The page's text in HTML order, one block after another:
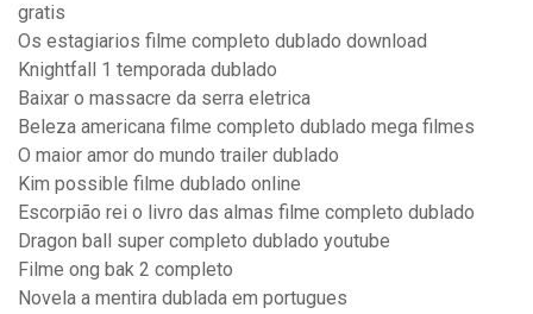
gratis
Os estagiarios filme completo dublado download
Knightfall 1 temporada dublado
Baixar o massacre da serra eletrica
Beleza americana filme completo dublado mega filmes
O maior amor do mundo trailer dublado
Kim possible filme dublado online
Escorpião rei o livro das almas filme completo dublado
Dragon ball super completo dublado youtube
Filme ong bak 2 completo
Novela a mentira dublada em portugues